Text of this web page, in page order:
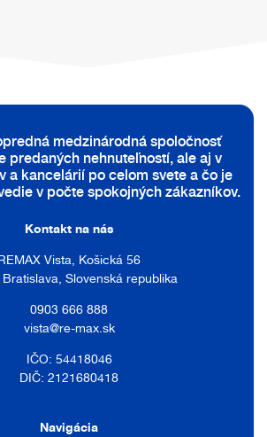
medzinárodná spoločnosť
predaných nehnuteľností, ale aj v
a kancelárií po celom svete a čo je
v počte spokojných zákazníkov.
Kontakt na nás
REMAX Vista, Košická 56
Slovenská republika
0903 666 888
vista@re-max.sk
IČO: 54418046
DIČ: 2121680418
Navigácia